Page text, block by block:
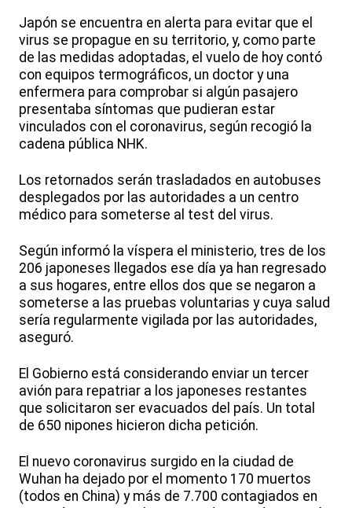
Japón se encuentra en alerta para evitar que el
virus se propague en su territorio, y, como parte
de las medidas adoptadas, el vuelo de hoy contó
con equipos termográficos, un doctor y una
enfermera para comprobar si algún pasajero
presentaba síntomas que pudieran estar
vinculados con el coronavirus, según recogió la
cadena pública NHK.
Los retornados serán trasladados en autobuses
desplegados por las autoridades a un centro
médico para someterse al test del virus.
Según informó la víspera el ministerio, tres de los
206 japoneses llegados ese día ya han regresado
a sus hogares, entre ellos dos que se negaron a
someterse a las pruebas voluntarias y cuya salud
sería regularmente vigilada por las autoridades,
aseguró.
El Gobierno está considerando enviar un tercer
avión para repatriar a los japoneses restantes
que solicitaron ser evacuados del país. Un total
de 650 nipones hicieron dicha petición.
El nuevo coronavirus surgido en la ciudad de
Wuhan ha dejado por el momento 170 muertos
(todos en China) y más de 7.700 contagiados en